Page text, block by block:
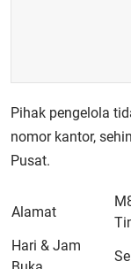
Pihak pengelola
nomor kantor,
Pusat.
Alamat
Hari & Jam